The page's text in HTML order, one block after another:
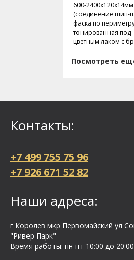
600-2400х120х14мм
(соединение шип-
фаска по
тонированная под
цветным лаком с
Посмотреть
Контакты:
+7 499 755 75 96
+7 926 671 52 82
Наши адреса:
г Королев мкр Первомайский ул
"Ривер Парк"
Время работы: пн-пт 10:00 до